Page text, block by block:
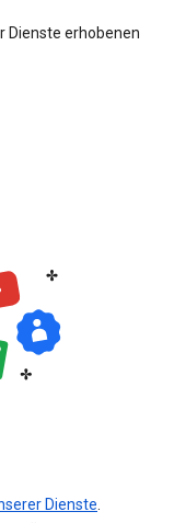
Dienste erhobenen
Dienste